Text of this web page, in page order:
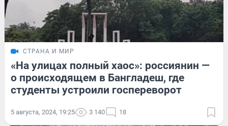
СТРАНА И МИР
«На улицах полный хаос»: россиянин —
о происходящем в Бангладеш, где
студенты устроили госпереворот
5 августа, 2024, 19:25 3 140 18